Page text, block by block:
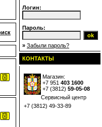
Логин:
Пароль:
» Забыли пароль?
КОНТАКТЫ
Магазин:
+7 951 403 1600
+7 (3812) 59-05-08
Сервисный центр
+7 (3812) 49-33-89